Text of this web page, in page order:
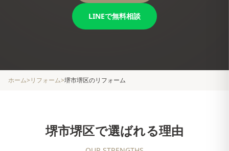
LINEで無料相談
ホーム> リフォーム>堺市堺区のリフォーム
堺市堺区で選ばれる理由